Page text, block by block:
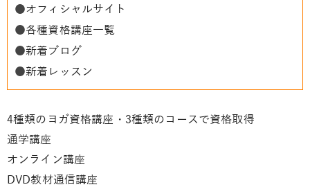
●オフィシャルサイト
●各種資格講座一覧
●新着ブログ
●新着レッスン
4種類のヨガ資格講座・3種類のコースで資格取得
通学講座
オンライン講座
DVD教材通信講座